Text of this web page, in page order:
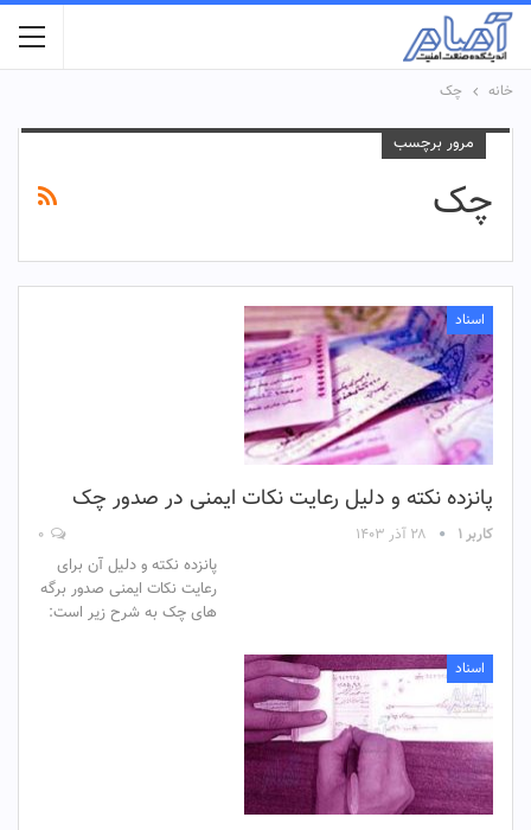
خانه چک
مرور برچسب
چک
اسناد
پانزده نکته و دلیل رعایت نکات ایمنی در صدور چک
کاربر ۱ ۲۸ آذر ۱۴۰۳
پانزده نکته و دلیل آن برای
رعایت نکات ایمنی صدور برگه
های چک به شرح زیر است:
اسناد